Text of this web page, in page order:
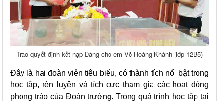
Trao quyết định kết nạp Đảng cho em Võ Hoàng Khánh (lớp 12B5)
Đây là hai đoàn viên tiêu biểu, có thành tích nổi bật trong
học tập, rèn luyện và tích cực tham gia các hoạt động
phong trào của Đoàn trường. Trong quá trình học tập tại